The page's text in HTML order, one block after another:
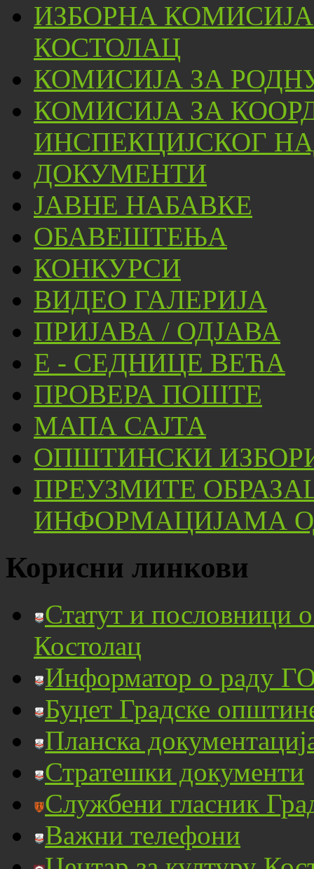
ИЗБОРНА
КОСТОЛАЦ
КОМИСИЈА ЗА
КОМИСИЈА ЗА
ИНСПЕКЦИЈСКОГ
ДОКУМЕНТИ
ЈАВНЕ НАБАВКЕ
ОБАВЕШТЕЊА
КОНКУРСИ
ВИДЕО ГАЛЕРИЈА
ПРИЈАВА / ОДЈАВА
Е - СЕДНИЦЕ ВЕЋА
ПРОВЕРА ПОШТЕ
МАПА САЈТА
ОПШТИНСКИ
ПРЕУЗМИТЕ
ИНФОРМАЦИЈАМА
Корисни линкови
Статут и пословници
Костолац
Информатор о раду
Буџет Градске
Планска
Стратешки документи
Службени гласник
Важни телефони